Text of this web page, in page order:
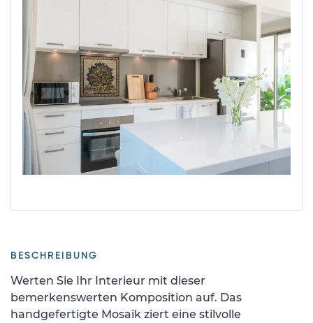
BESCHREIBUNG
Werten Sie Ihr Interieur mit dieser
bemerkenswerten Komposition auf. Das
handgefertigte Mosaik ziert eine stilvolle